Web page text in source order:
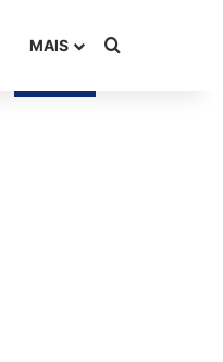
MAIS Procurar